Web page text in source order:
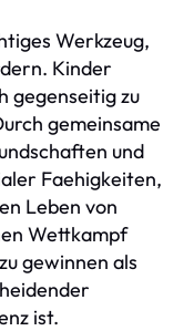
Werkzeug,
Kinder
gegenseitig zu
gemeinsame
und
Faehigkeiten,
Leben von
Wettkampf
gewinnen als
ist.